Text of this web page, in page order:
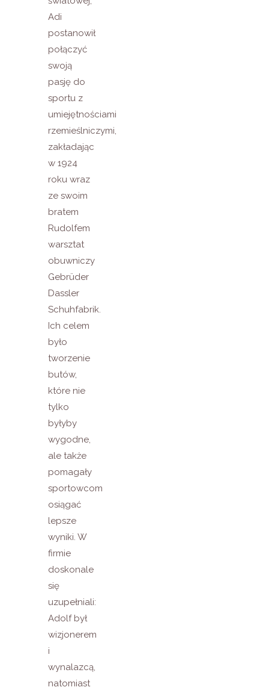
Adi
postanowił
połączyć
swoją
pasję do
sportu z
umiejętnościami
rzemieślniczymi,
zakładając
w 1924
roku wraz
ze swoim
bratem
Rudolfem
warsztat
obuwniczy
Gebrüder
Dassler
Schuhfabrik.
Ich celem
było
tworzenie
butów,
które nie
tylko
byłyby
wygodne,
ale także
pomagały
sportowcom
osiągać
lepsze
wyniki. W
firmie
doskonale
się
uzupełniali:
Adolf był
wizjonerem
i
wynalazcą,
natomiast